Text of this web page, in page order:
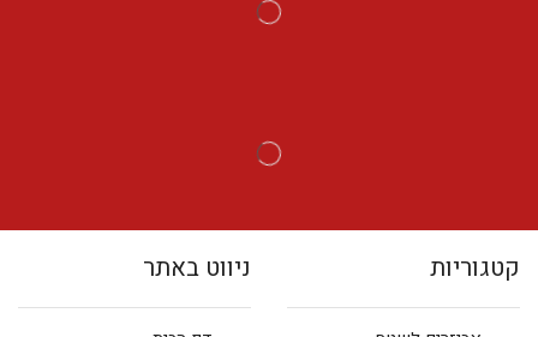
קטגוריות ניווט באתר